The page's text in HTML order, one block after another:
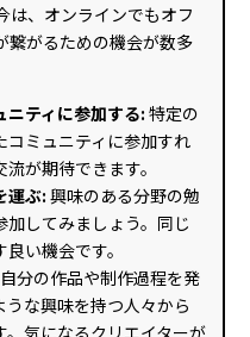
は、オンラインでもオフ
繋がるための機会が数多
ニティに参加する: 特定の
ミュニティに参加すれ
が期待できます。
運ぶ: 興味のある分野の勉
してみましょう。同じ
い機会です。
自分の作品や制作過程を発
な興味を持つ人々から
気になるクリエイターが